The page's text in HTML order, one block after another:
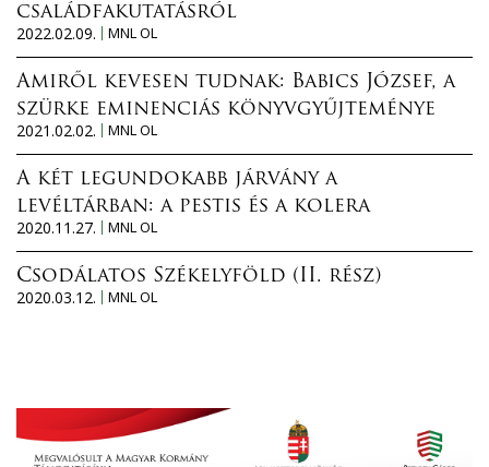
családfakutatásról
2022.02.09.
MNL OL
Amiről kevesen tudnak: Babics József, a
szürke eminenciás könyvgyűjteménye
2021.02.02.
MNL OL
A két legundokabb járvány a
levéltárban: a pestis és a kolera
2020.11.27.
MNL OL
Csodálatos Székelyföld (II. rész)
2020.03.12.
MNL OL